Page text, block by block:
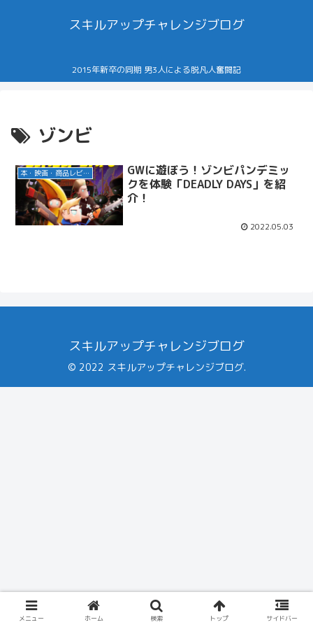
スキルアップチャレンジブログ
2015年新卒の同期 男3人による脱凡人奮闘記
ゾンビ
本・映画・商品レビュー
GWに遊ぼう！ゾンビパンデミッ
クを体験「DEADLY DAYS」を紹
介！
2022.05.03
スキルアップチャレンジブログ
© 2022 スキルアップチャレンジブログ.
メニュー ホーム 検索 トップ サイドバー